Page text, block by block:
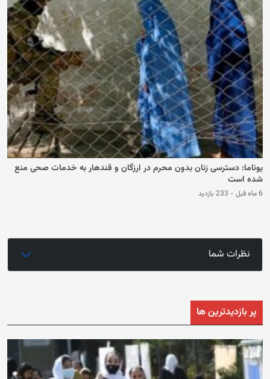
یوناما: دسترسی زنان بدون محرم در ارزگان و قندهار به خدمات صحی منع
شده است
6 ماه قبل - 233 بازدید
نظرات شما
پر بازدیدترین ها